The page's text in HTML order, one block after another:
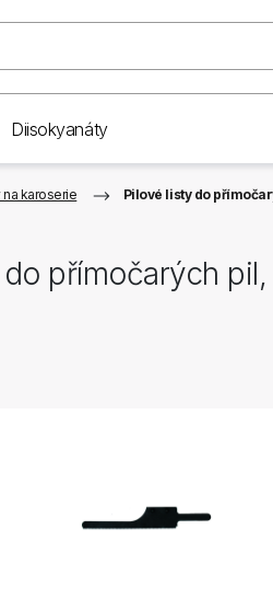
Diisokyanáty
karoserie Pilové listy do
přímočarých